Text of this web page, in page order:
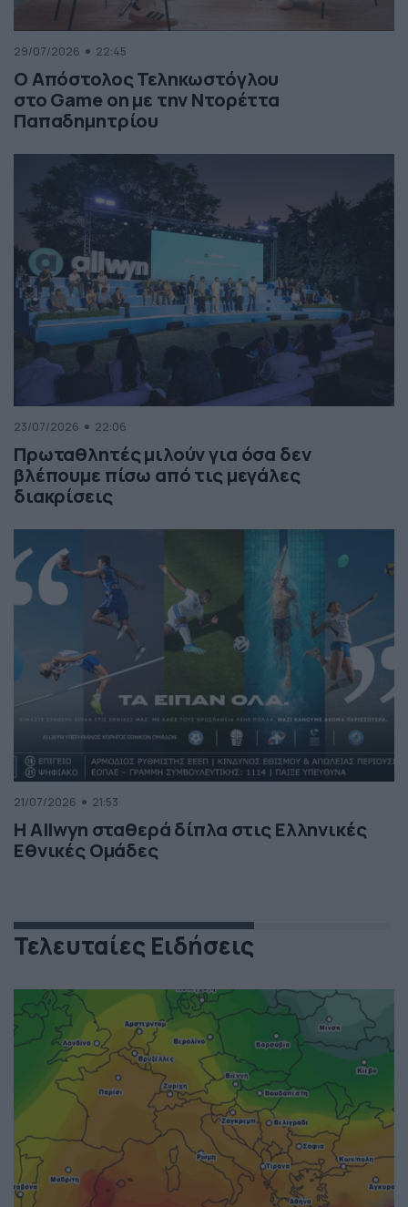
29/07/2026 22:45
Ο Απόστολος Τεληκωστόγλου
στο Game on με την Ντορέττα
Παπαδημητρίου
23/07/2026 22:06
Πρωταθλητές μιλούν για όσα δεν
βλέπουμε πίσω από τις μεγάλες
διακρίσεις
21/07/2026 21:53
Η Allwyn σταθερά δίπλα στις Ελληνικές
Εθνικές Ομάδες
Τελευταίες Ειδήσεις